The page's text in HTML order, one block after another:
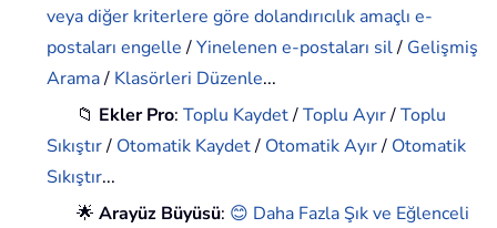
veya diğer kriterlere göre dolandırıcılık amaçlı e-
postaları engelle/Yinelenen e-postaları sil/ Gelişmiş
Arama/ Klasörleri Düzenle...
📁 Ekler Pro:Toplu Kaydet/Toplu Ayır/Toplu
Sıkıştır/ Otomatik Kaydet/ Otomatik Ayır/ Otomatik
Sıkıştır...
🌟Arayüz Büyüsü: 😊 Daha Fazla Şık ve Eğlenceli